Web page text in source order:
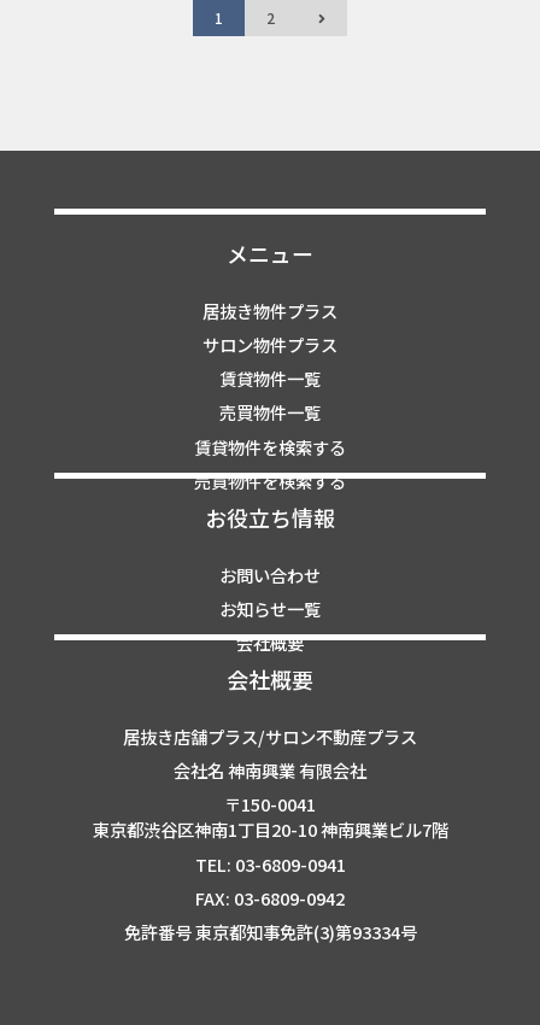
1
2
メニュー
居抜き物件プラス
サロン物件プラス
賃貸物件一覧
売買物件一覧
賃貸物件を検索する
売買物件を検索する
お役立ち情報
お問い合わせ
お知らせ一覧
会社概要
会社概要
居抜き店舗プラス/サロン不動産プラス
会社名 神南興業 有限会社
〒150-0041
東京都渋谷区神南1丁目20-10 神南興業ビル7階
TEL: 03-6809-0941
FAX: 03-6809-0942
免許番号 東京都知事免許(3)第93334号